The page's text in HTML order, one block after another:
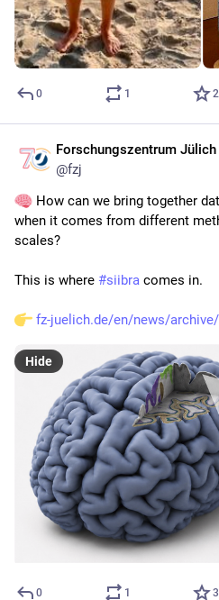
0 1 2
Forschungszentrum Jülich
@fzj
How can we bring together
when it comes from different
scales?
This is where #siibra comes in.
fz-juelich.de/en/news/archive/
Hide
0 1 3